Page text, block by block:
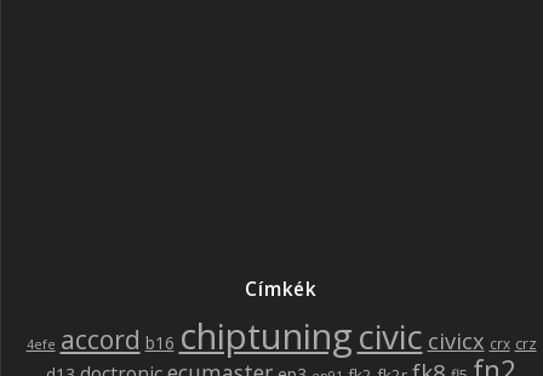
Címkék
4efe accord b16 chiptuningcivic civicx crx crz